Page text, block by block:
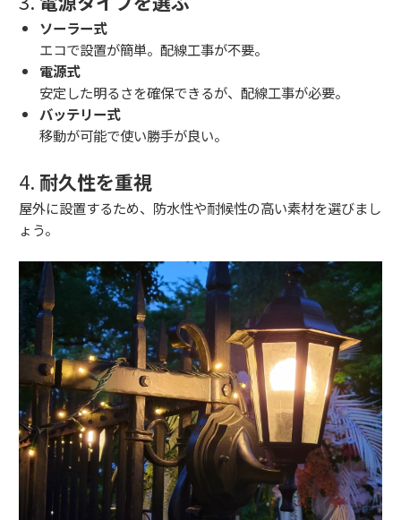
ソーラー式
エコで設置が簡単。配線工事が不要。
電源式
安定した明るさを確保できるが、配線工事が必要。
バッテリー式
移動が可能で使い勝手が良い。
4. 耐久性を重視
屋外に設置するため、防水性や耐候性の高い素材を選びまし
ょう。